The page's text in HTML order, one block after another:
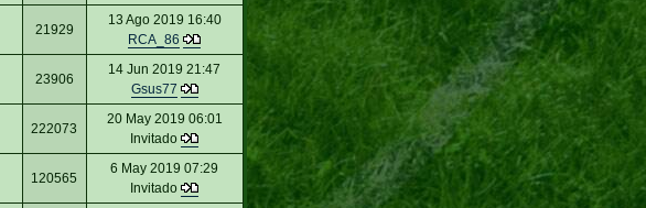
21929
13 Ago 2019 16:40
RCA_86
23906
14 Jun 2019 21:47
Gsus77
222073
20 May 2019 06:01
Invitado
120565
6 May 2019 07:29
Invitado